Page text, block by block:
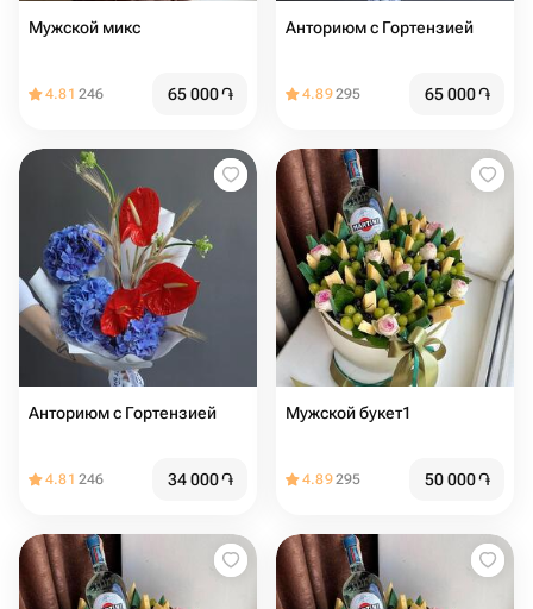
Мужской микс
4.81 246 65 000֏
Анториюм с Гортензией
4.89295 65 000֏
Анториюм с Гортензией
4.81 246 34 000֏
Мужской букет1
4.89295 50 000֏